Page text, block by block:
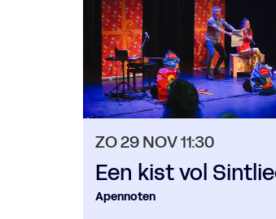
Een kist vol
Apennoten
ZO 29 NOV11:30